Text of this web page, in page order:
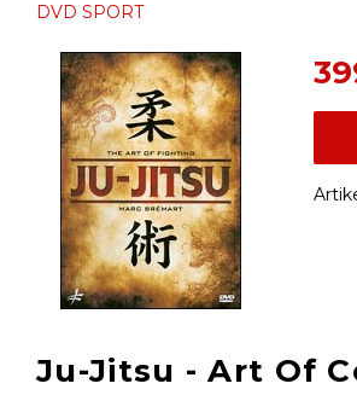
DVD SPORT
Ju-Jitsu - Art Of